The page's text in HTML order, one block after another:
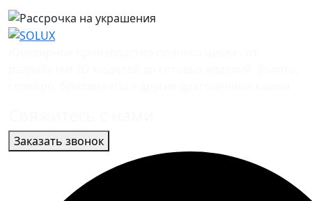
Заказать звонок